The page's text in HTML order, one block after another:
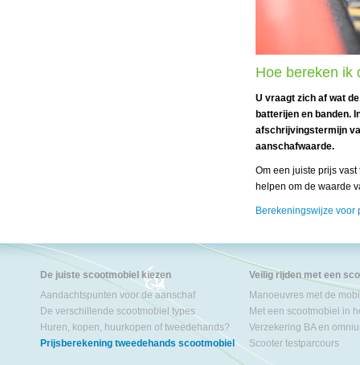
Hoe bereken ik
U vraagt zich af wat
batterijen en banden.
afschrijvingstermijn
aanschafwaarde.
Om een juiste prijs
helpen om de waarde
Berekeningswijze voor
De juiste scootmobiel kiezen
Aandachtspunten voor de aanschaf
De verschillende scootmobiel types
Huren, kopen, huurkopen of tweedehands?
Prijsberekening tweedehands scootmobiel
Veilig rijden met een
Manoeuvres met de
Met een scootmobiel in
Verzekering BA en
Scooter testparcours